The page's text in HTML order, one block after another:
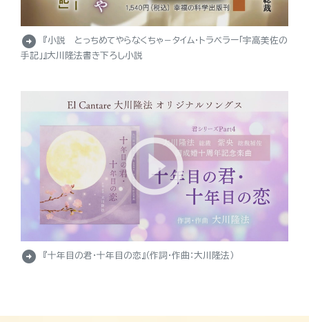
arrow_circle_right
『小説 とっちめてやらなくちゃ－タイム・トラベラー「宇高美佐の
手記」』大川隆法書き下ろし小説
arrow_circle_right 『十年目の君・十年目の恋』（作詞・作曲：大川隆法）